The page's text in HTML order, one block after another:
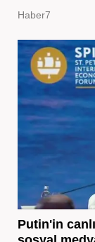
Haber7
Putin'in